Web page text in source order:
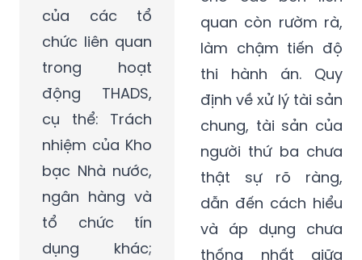
của các tổ
chức liên quan
trong hoạt
động THADS,
cụ thể: Trách
nhiệm của Kho
bạc Nhà nước,
ngân hàng và
tổ chức tín
dụng khác;
quan còn rườm rà,
làm chậm tiến độ
thi hành án. Quy
định về xử lý tài sản
chung, tài sản của
người thứ ba chưa
thật sự rõ ràng,
dẫn đến cách hiểu
và áp dụng chưa
thống nhất giữa